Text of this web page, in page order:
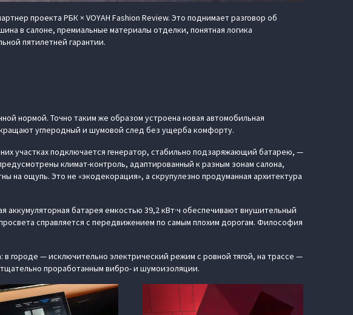
проекта РБК × VOYAH Fashion Review. Это поднимает разговор об
в салоне, премиальные материалы отделки, понятная логика
пятилетней гарантии.
нормой. Точно таким же образом устроена новая автомобильная
углеродный и шумовой след без ущерба комфорту.
участках подключается генератор, стабильно подзаряжающий батарею, —
климат-контроль, адаптированный к разным зонам салона,
на ощупь. Это не «экодекорация», а скрупулезно продуманная архитектура
батарея емкостью 39,2 кВт·ч обеспечивают внушительный
справляется с передвижением по самым плохим дорогам. Философия
в городе — исключительно электрический режим с ровной тягой, на трассе —
проработанным вибро- и шумоизоляции.